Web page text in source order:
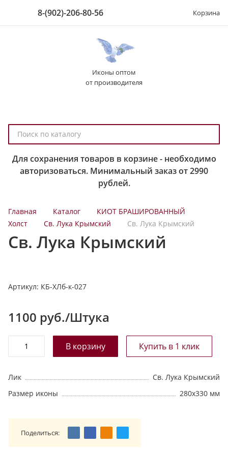
8-(902)-206-80-56 Корзина
Иконы оптом
от производителя
о
к
а
т
г
Для сохранения товаров в корзине - необходимо
авторизоваться. Минимальный заказ от 2990
рублей.
Главная Каталог
КИОТ БРАШИРОВАННЫЙ
Холст
Св. Лука Крымский Св. Лука Крымский
Св. Лука Крымский
Артикул: КБ-ХЛб-к-027
1100 руб./Штука
Лик
Св. Лука Крымский
Размер иконы
280х330 мм
Поделиться: